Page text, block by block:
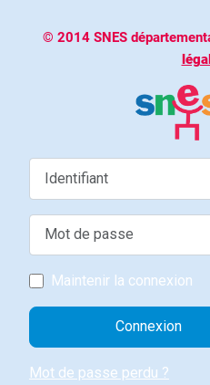
© 2014 SNES
Identifiant
Maintenir la connexion
Connexion
Mot de passe perdu ?